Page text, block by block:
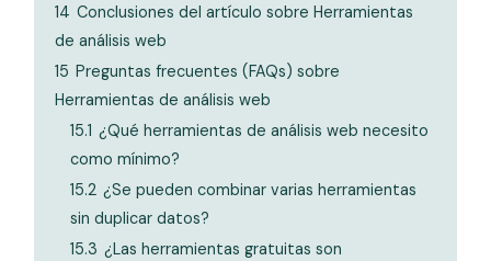
14 Conclusiones del artículo sobre Herramientas
de análisis web
15 Preguntas frecuentes (FAQs) sobre
Herramientas de análisis web
15.1 ¿Qué herramientas de análisis web necesito
como mínimo?
15.2 ¿Se pueden combinar varias herramientas
sin duplicar datos?
15.3 ¿Las herramientas gratuitas son